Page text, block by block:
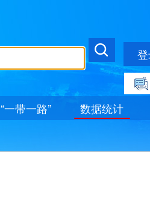
“一带一路” 数据统计